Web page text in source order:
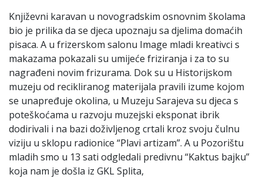
Književni karavan u novogradskim osnovnim školama
bio je prilika da se djeca upoznaju sa djelima domaćih
pisaca. A u frizerskom salonu Image mladi kreativci s
makazama pokazali su umijeće friziranja i za to su
nagrađeni novim frizurama. Dok su u Historijskom
muzeju od recikliranog materijala pravili izume kojom
se unapređuje okolina, u Muzeju Sarajeva su djeca s
poteškoćama u razvoju muzejski eksponat ibrik
dodirivali i na bazi doživljenog crtali kroz svoju čulnu
viziju u sklopu radionice “Plavi artizam”. A u Pozorištu
mladih smo u 13 sati odgledali predivnu “Kaktus bajku”
koja nam je došla iz GKL Splita,